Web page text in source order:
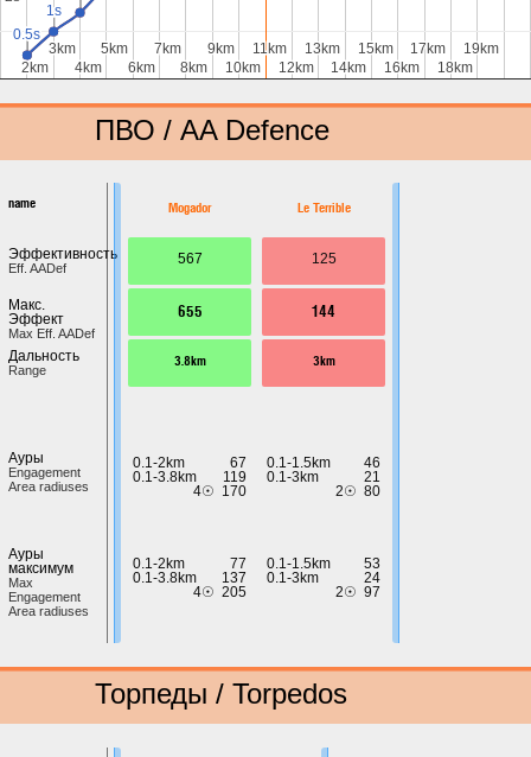
2km
2km
3km
3km
4km
4km
5km
5km
6km
6km
7km
7km
8km
8km
9km
9km
10km
10km
11km
11km
12km
12km
13km
13km
14km
14km
15km
15km
16km
16km
17km
17km
18km
18km
19km
19km
0.5s
0.5s
1s
1s
0.5s
0.5s
1s
1s
ПВО / AA Defence
name
Эффективность
Eff. AADef
Макс.
Эффект
Max Eff. AADef
Дальность
Range
Ауры
Engagement
Area radiuses
Ауры
максимум
Max
Engagement
Area radiuses
Mogador
567
655
3.8km
0.1-2km
67
0.1-3.8km
119
4☉ 170
0.1-2km
77
0.1-3.8km
137
4☉ 205
Le Terrible
125
144
3km
0.1-1.5km
46
0.1-3km
21
2☉ 80
0.1-1.5km
53
0.1-3km
24
2☉ 97
Торпеды / Torpedos